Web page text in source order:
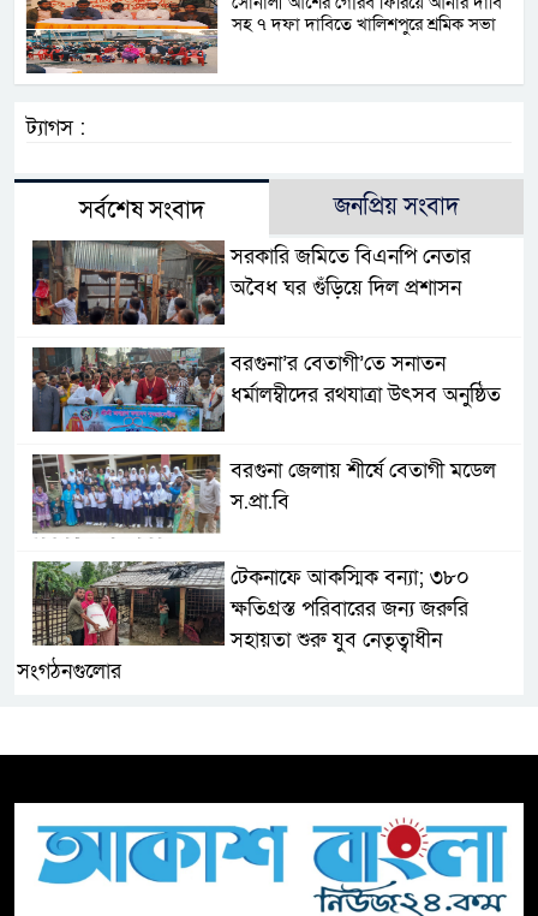
সহ ৭ দফা দাবিতে খালিশপুরে শ্রমিক সভা
ট্যাগস :
সর্বশেষ সংবাদ জনপ্রিয় সংবাদ
সরকারি জমিতে বিএনপি নেতার
অবৈধ ঘর গুঁড়িয়ে দিল প্রশাসন
বরগুনা’র বেতাগী’তে সনাতন
ধর্মালম্বীদের রথযাত্রা উৎসব অনুষ্ঠিত
বরগুনা জেলায় শীর্ষে বেতাগী মডেল
স.প্রা.বি
টেকনাফে আকস্মিক বন্যা; ৩৮০
ক্ষতিগ্রস্ত পরিবারের জন্য জরুরি
সহায়তা শুরু যুব নেতৃত্বাধীন
সংগঠনগুলোর
টিকটকে অশালীন কনটেন্ট ও অনলাইন
হয়রানির অভিযোগে ব্রাহ্মণবাড়িয়ায়